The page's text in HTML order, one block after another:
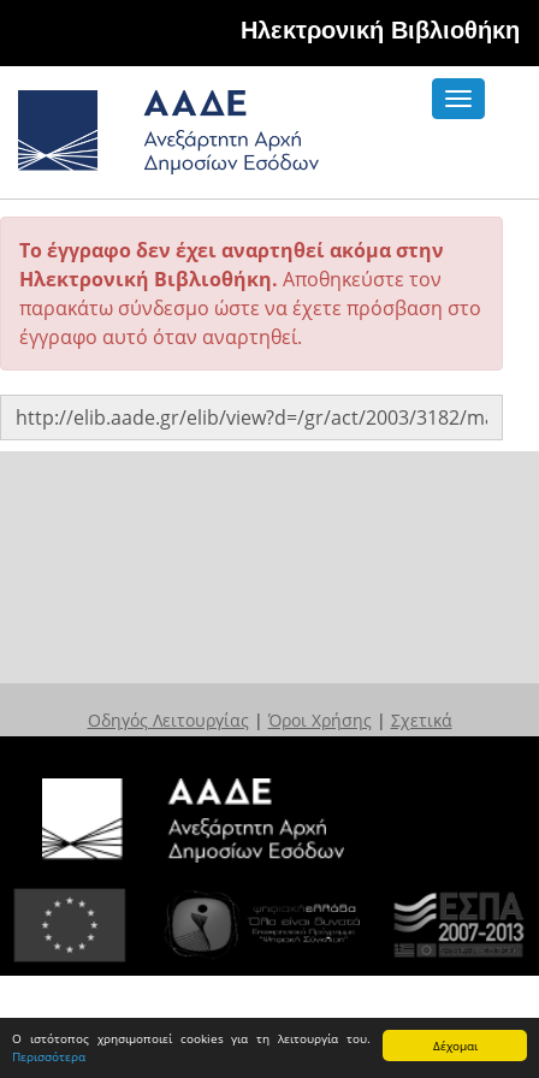
Δέχομαι
Ο ιστότοπος χρησιμοποιεί cookies για τη λειτουργία του.
Περισσότερα
Hλεκτρονική Βιβλιοθήκη
Toggle
Το έγγραφο δεν έχει αναρτηθεί ακόμα στην
Ηλεκτρονική Βιβλιοθήκη. Αποθηκεύστε τον
παρακάτω σύνδεσμο ώστε να έχετε πρόσβαση στο
έγγραφο αυτό όταν αναρτηθεί.
Οδηγός Λειτουργίας | Όροι Χρήσης | Σχετικά